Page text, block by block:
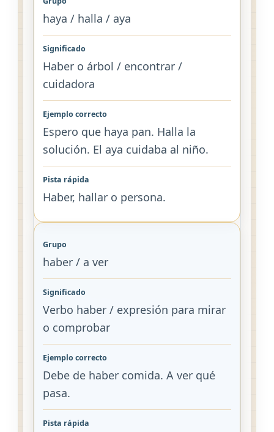
haya / halla / aya
Haber o árbol / encontrar /
cuidadora
Espero que haya pan. Halla la
solución. El aya cuidaba al niño.
Haber, hallar o persona.
haber / a ver
Verbo haber / expresión para mirar
o comprobar
Debe de haber comida. A ver qué
pasa.